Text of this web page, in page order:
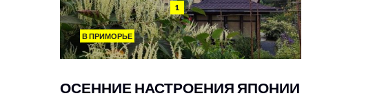
1
В ПРИМОРЬЕ
ОСЕННИЕ НАСТРОЕНИЯ ЯПОНИИ